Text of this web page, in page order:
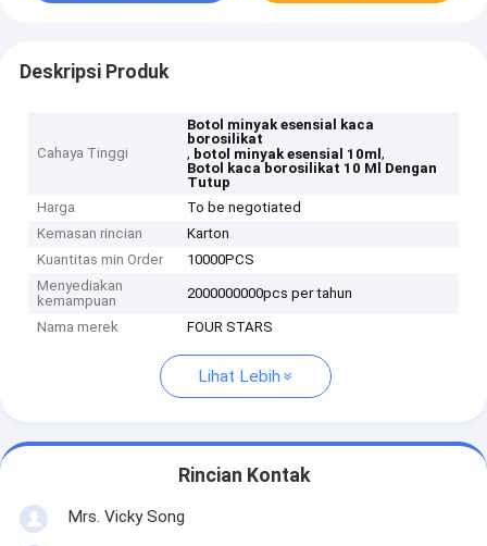
Deskripsi Produk
Cahaya Tinggi
Botol minyak esensial kaca
borosilikat
, botol minyak esensial 10ml,
Botol kaca borosilikat 10 Ml Dengan
Tutup
Harga
To be negotiated
Kemasan rincian
Karton
Kuantitas min Order
10000PCS
Menyediakan
kemampuan
2000000000pcs per tahun
Nama merek FOUR STARS
Lihat Lebih
Rincian Kontak
Mrs. Vicky Song